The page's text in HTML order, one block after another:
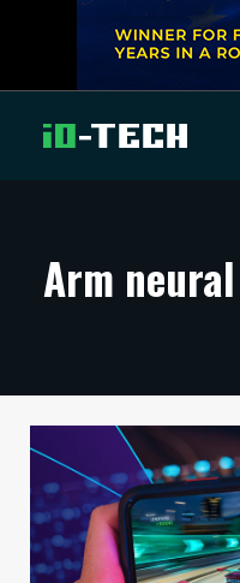
ARTIKKELIT
TECHBBS
TIETOA
HINTA.FI
KAUPPA
Arm